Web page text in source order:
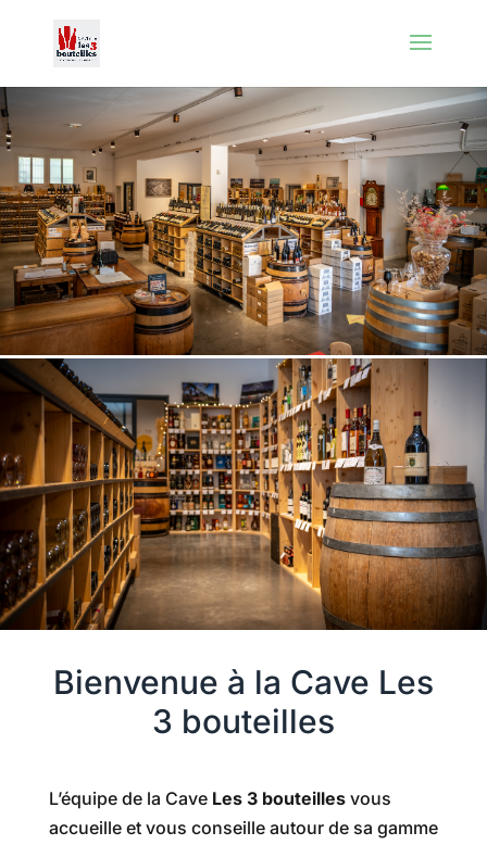
Bienvenue à la Cave Les
3 bouteilles
L’équipe de la Cave Les 3 bouteillesvous
accueille et vous conseille autour de sa gamme